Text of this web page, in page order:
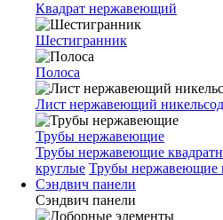
Квадрат нержавеющий
Шестигранник
Полоса
Лист нержавеющий
Трубы нержавеющие
Трубы нержавеющие
круглые Трубы нержавеющие
Сэндвич панели
Сэндвич панели